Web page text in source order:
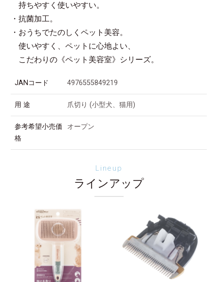
持ちやすく使いやすい。
・抗菌加工。
・おうちでたのしくペット美容。
使いやすく、ペットに心地よい、
こだわりの《ペット美容室》シリーズ。
JANコード 4976555849219
用 途 爪切り (小型犬、猫用)
参考希望小売価
格
オープン
Lineup
ラインアップ